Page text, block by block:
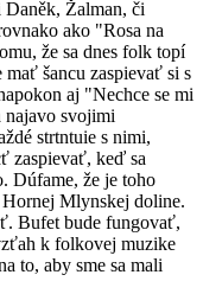
Daněk, Žalman, či
ako "Rosa na
že sa dnes folk topí
šancu zaspievať si s
aj "Nechce se mi
svojimi
strtntuie s nimi,
zaspievať, keď sa
Dúfame, že je toho
Mlynskej doline.
Bufet bude fungovať,
k folkovej muzike
to, aby sme sa mali